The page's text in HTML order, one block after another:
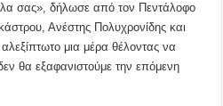
σας», δήλωσε από τον Πεντάλοφο
Ανέστης Πολυχρονίδης και
μια μέρα θέλοντας να
θα εξαφανιστούμε την επόμενη